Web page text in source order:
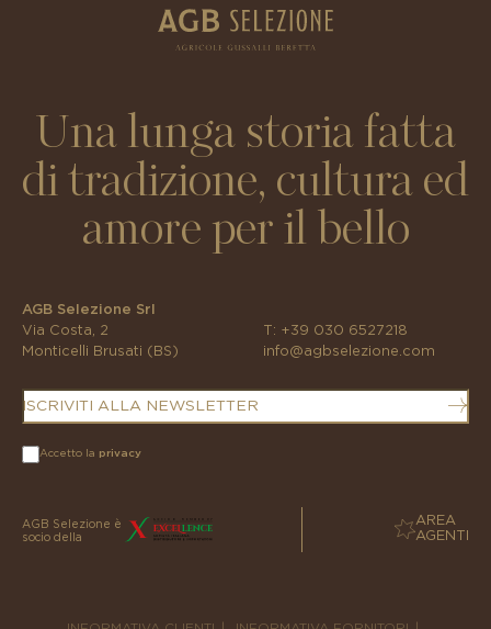
Una lunga storia fatta
di tradizione, cultura ed
amore per il bello
AGB Selezione Srl
Via Costa, 2
Monticelli Brusati (BS)
T: +39 030 6527218
info@agbselezione.com
ISCRIVITI ALLA NEWSLETTER
Accetto la privacy
AGB Selezione è
socio della
AREA
AGENTI